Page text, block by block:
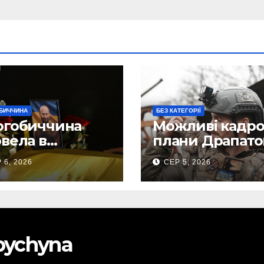
в
земну
свого
– Олега
6, 2026
БЕЗ КАТЕГОРІЇ
Можливі
плани
Маркусу
пророкують
важливу
СЕР 5, 2026